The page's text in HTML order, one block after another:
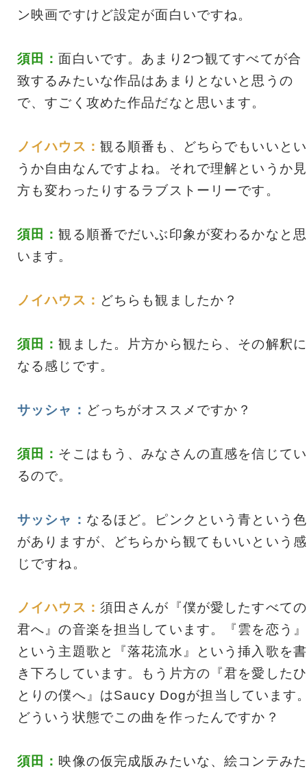
ン映画ですけど設定が面白いですね。
須田：面白いです。あまり2つ観てすべてが合
致するみたいな作品はあまりとないと思うの
で、すごく攻めた作品だなと思います。
ノイハウス： 観る順番も、どちらでもいいとい
うか自由なんですよね。それで理解というか見
方も変わったりするラブストーリーです。
須田：観る順番でだいぶ印象が変わるかなと思
います。
ノイハウス： どちらも観ましたか？
須田：観ました。片方から観たら、その解釈に
なる感じです。
サッシャ： どっちがオススメですか？
須田： そこはもう、みなさんの直感を信じてい
るので。
サッシャ： なるほど。ピンクという青という色
がありますが、どちらから観てもいいという感
じですね。
ノイハウス： 須田さんが『僕が愛したすべての
君へ』の音楽を担当しています。『雲を恋う』
という主題歌と『落花流水』という挿入歌を書
き下ろしています。もう片方の『君を愛したひ
とりの僕へ』はSaucy Dogが担当しています
どういう状態でこの曲を作ったんですか？
須田： 映像の仮完成版みたいな、絵コンテみた